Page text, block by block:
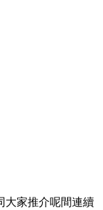
大家推介呢間連續